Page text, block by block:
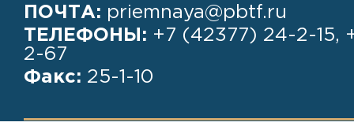
ПОЧТА: priemnaya@pbtf.ru
ТЕЛЕФОНЫ: +7 (42377) 24-2-15,
2-67
Факс: 25-1-10